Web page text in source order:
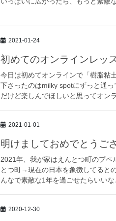
2021-01-24
初めてのオンラインレッ
今日は初めてオンラインで「樹脂粘
下さったのはmilky spotにずっと通
だけど楽しんでほしいと思ってオン
2021-01-01
明けましておめでとうご
2021年、我が家はえんとつ町のプ
とつ町→現在の日本を象徴してると
んなで素敵な1年を過ごせたらいい
2020-12-30